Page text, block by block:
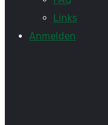
Links
Anmelden